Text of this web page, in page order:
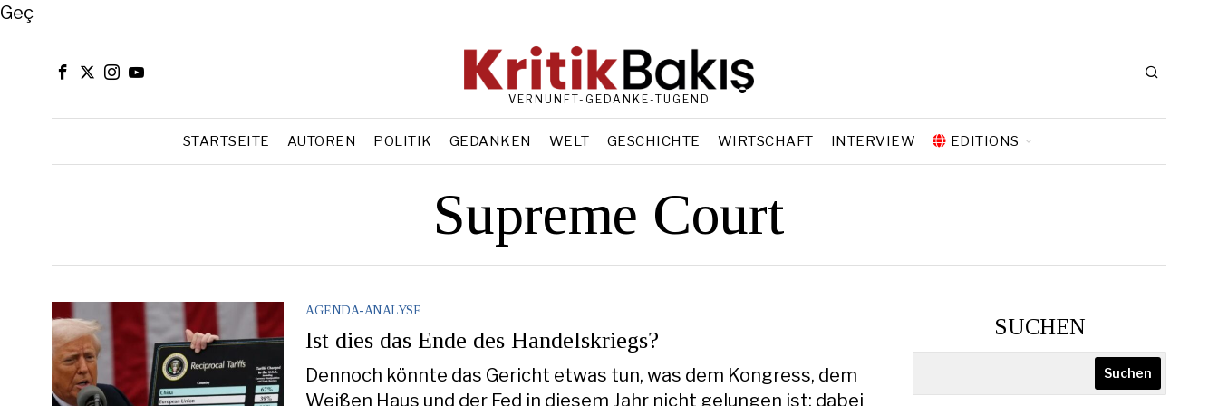
Close
Geç
VERNUNFT-GEDANKE-TUGEND
STARTSEITE AUTOREN POLITIK GEDANKEN WELT GESCHICHTE WIRTSCHAFT INTERVIEW EDITIONS
Supreme Court
AGENDA-ANALYSE
Ist dies das Ende des Handelskriegs?
Dennoch könnte das Gericht etwas tun, was dem Kongress, dem
Weißen Haus und der Fed in diesem Jahr nicht gelungen ist: dabei
SUCHEN
Suchen